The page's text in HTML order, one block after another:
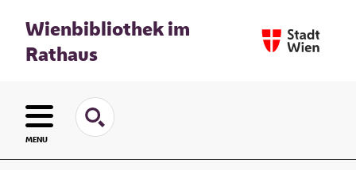
Wienbibliothek im
Rathaus
MENU